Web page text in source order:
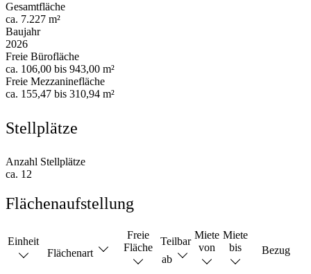
Gesamtfläche
ca. 7.227 m²
Baujahr
2026
Freie Bürofläche
ca. 106,00 bis 943,00 m²
Freie Mezzaninefläche
ca. 155,47 bis 310,94 m²
Stellplätze
Anzahl Stellplätze
ca. 12
Flächenaufstellung
Einheit
Flächenart
Freie
Fläche
Teilbar
ab
Miete
von
Miete
bis
Bezug